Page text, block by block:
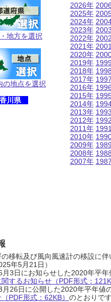
地方を選択
の地点を選択
香川県
2026年
2025年
2024年
2023年
2022年
2021年
2020年
2019年
2018年
2017年
2016年
2015年
2014年
2013年
2012年
2011年
2010年
2009年
2008年
2007年
移転及び風向風速計の移設に
年5月21日）
月3日にお知らせした2020年平
するお知らせ（PDF形式：
月26日に公開した2020年平年値
PDF形式：62KB） のとおりで